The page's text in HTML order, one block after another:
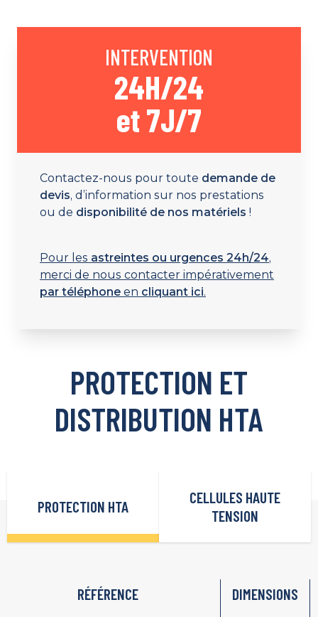
INTERVENTION
24H/24
et 7J/7
Contactez-nous pour toute demande de
devis, d’information sur nos prestations
ou de disponibilité de nos matériels !
Pour les astreintes ou urgences 24h/24,
merci de nous contacter impérativement
par téléphone en cliquant ici.
PROTECTION ET
DISTRIBUTION HTA
PROTECTION HTA
CELLULES HAUTE
TENSION
RÉFÉRENCE DIMENSIONS